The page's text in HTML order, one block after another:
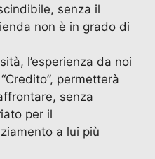
senza il
non è in grado di
l’esperienza da noi
permetterà
senza
per il
a lui più